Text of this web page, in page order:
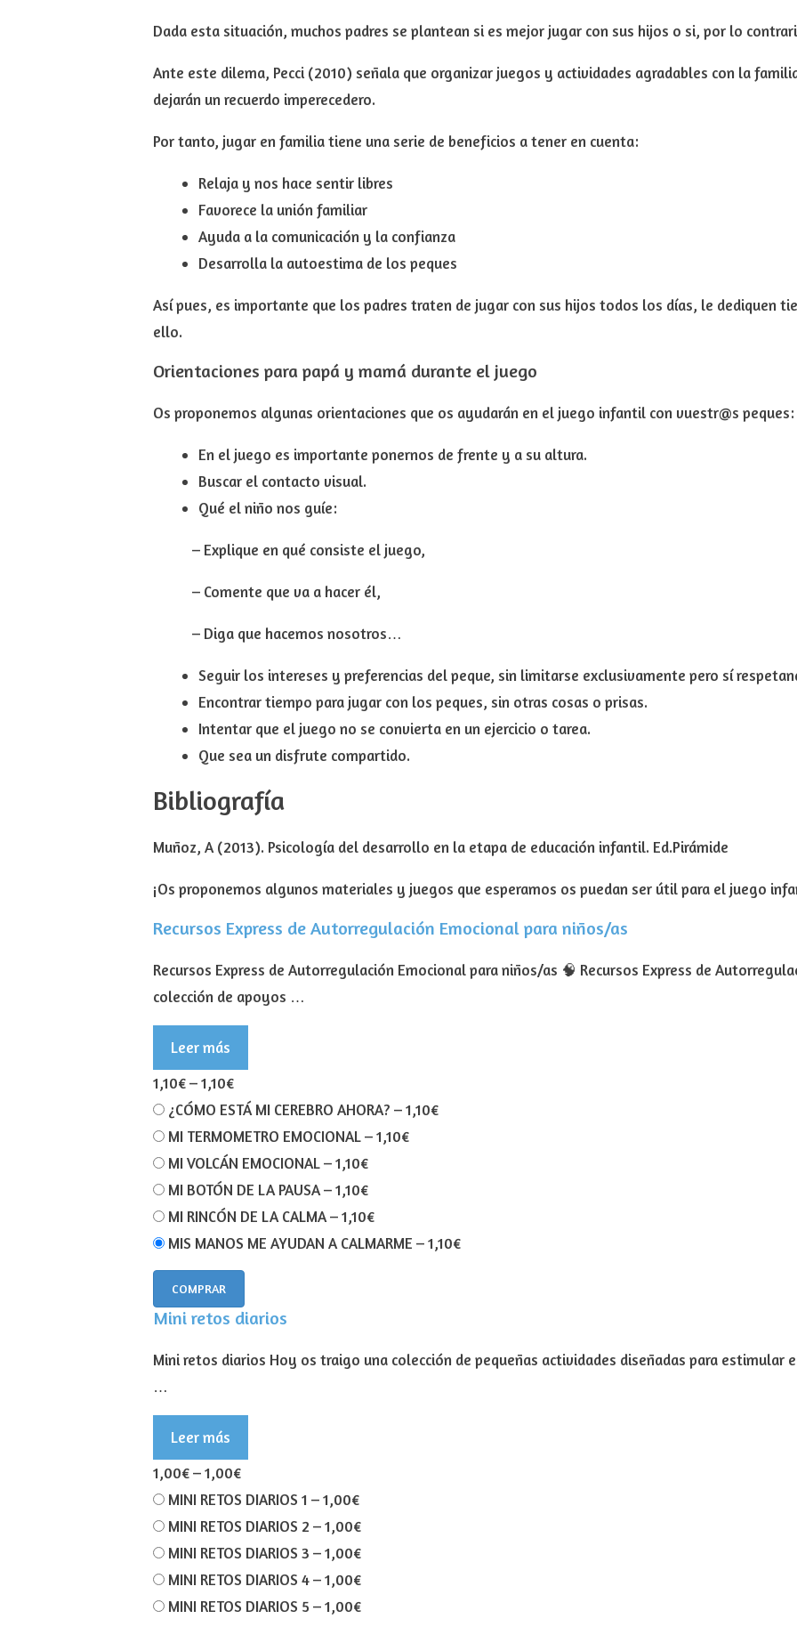
Dada esta situación, muchos padres se plantean si es mejor jugar con sus hijos o si, por lo
Ante este dilema, Pecci (2010) señala que organizar juegos y actividades agradables con la
dejarán un recuerdo imperecedero.
Por tanto, jugar en familia tiene una serie de beneficios a tener en cuenta:
Relaja y nos hace sentir libres
Favorece la unión familiar
Ayuda a la comunicación y la confianza
Desarrolla la autoestima de los peques
Así pues, es importante que los padres traten de jugar con sus hijos todos los días, le dediquen
ello.
Orientaciones para papá y mamá durante el juego
Os proponemos algunas orientaciones que os ayudarán en el juego infantil con vuestr@s peques:
En el juego es importante ponernos de frente y a su altura.
Buscar el contacto visual.
Qué el niño nos guíe:
– Explique en qué consiste el juego,
– Comente que va a hacer él,
– Diga que hacemos nosotros…
Seguir los intereses y preferencias del peque, sin limitarse exclusivamente pero sí
Encontrar tiempo para jugar con los peques, sin otras cosas o prisas.
Intentar que el juego no se convierta en un ejercicio o tarea.
Que sea un disfrute compartido.
Bibliografía
Muñoz, A (2013). Psicología del desarrollo en la etapa de educación infantil. Ed.Pirámide
¡Os proponemos algunos materiales y juegos que esperamos os puedan ser útil para el juego
Recursos Express de Autorregulación Emocional para niños/as
Recursos Express de Autorregulación Emocional para niños/as 🧠 Recursos Express de
colección de apoyos …
Leer más
1,10€–1,10€
¿CÓMO ESTÁ MI CEREBRO AHORA? –1,10€
MI TERMOMETRO EMOCIONAL–1,10€
MI VOLCÁN EMOCIONAL–1,10€
MI BOTÓN DE LA PAUSA–1,10€
MI RINCÓN DE LA CALMA–1,10€
MIS MANOS ME AYUDAN A CALMARME –1,10€
COMPRAR
Mini retos diarios
Mini retos diarios Hoy os traigo una colección de pequeñas actividades diseñadas para
…
Leer más
1,00€–1,00€
MINI RETOS DIARIOS 1 –1,00€
MINI RETOS DIARIOS 2 –1,00€
MINI RETOS DIARIOS 3 –1,00€
MINI RETOS DIARIOS 4–1,00€
MINI RETOS DIARIOS 5 –1,00€